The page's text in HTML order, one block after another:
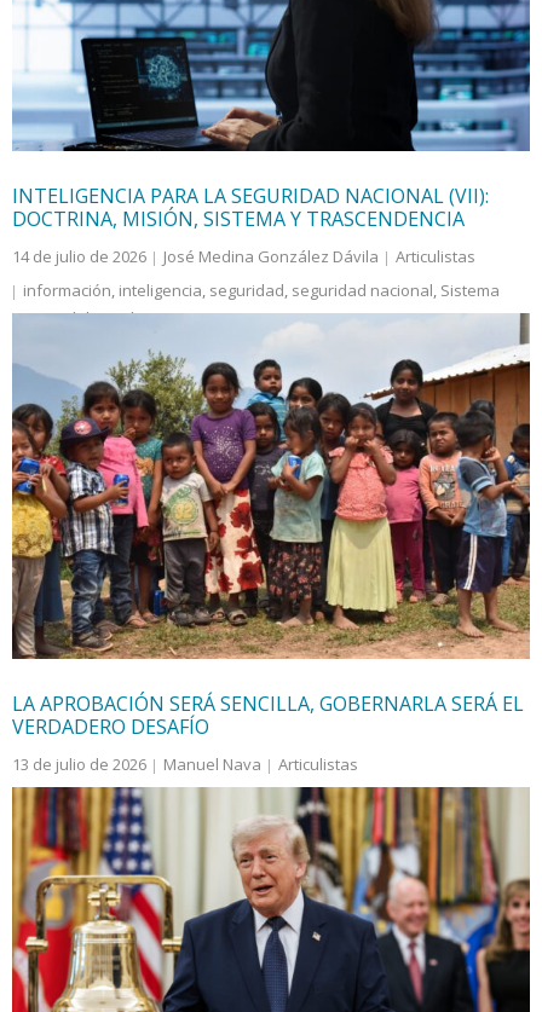
extensión despojando a México de más de la mitad de
su territorio…
INTELIGENCIA PARA LA SEGURIDAD NACIONAL (VII):
DOCTRINA, MISIÓN, SISTEMA Y TRASCENDENCIA
14 de julio de 2026 José Medina González Dávila
Articulistas
información, inteligencia, seguridad, seguridad nacional, Sistema
Nacional de Inteligencia
Dicha crisis es mucho más grave que la que puede
expresarse y transmitirse en este espacio,
particularmente por que sólo desde una perspectiva
político-social más amplia puede apreciarse el daño
acumulativo y paulatino que representa para la
Seguridad Nacional.
LA APROBACIÓN SERÁ SENCILLA, GOBERNARLA SERÁ EL
VERDADERO DESAFÍO
13 de julio de 2026 Manuel Nava
Articulistas
comunidades originarias
Ley General de Derechos de
los Pueblos Indígenas y Afromexicanos, seguridad violencia
La entidad concentra una importante población
perteneciente a los pueblos Náhuatl, Mixteco,
Tlapaneco (Me’phaa) y Amuzgo, además de
comunidades afromexicanas con una larga demanda de